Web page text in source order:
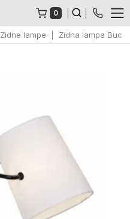
0
Zidne lampe Zidna lampa